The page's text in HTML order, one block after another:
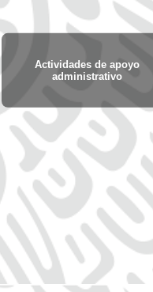
Actividades de apoyo
administrativo